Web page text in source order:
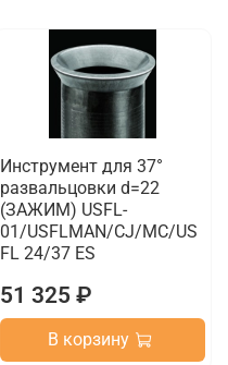
Инструмент для 37°
развальцовки d=22
(ЗАЖИМ) USFL-
01/USFLMAN/CJ/MC/US
FL 24/37 ES
51 325 ₽
В корзину